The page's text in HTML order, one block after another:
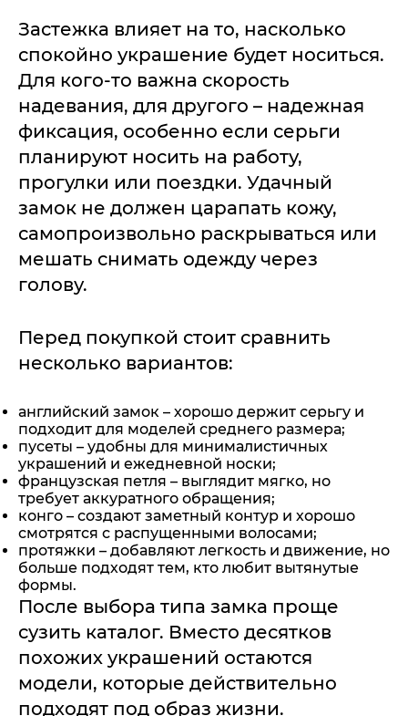
Застежка влияет на то, насколько
спокойно украшение будет носиться.
Для кого-то важна скорость
надевания, для другого – надежная
фиксация, особенно если серьги
планируют носить на работу,
прогулки или поездки. Удачный
замок не должен царапать кожу,
самопроизвольно раскрываться или
мешать снимать одежду через
голову.
Перед покупкой стоит сравнить
несколько вариантов:
английский замок – хорошо держит серьгу и
подходит для моделей среднего размера;
пусеты – удобны для минималистичных
украшений и ежедневной носки;
французская петля – выглядит мягко, но
требует аккуратного обращения;
конго – создают заметный контур и хорошо
смотрятся с распущенными волосами;
протяжки – добавляют легкость и движение, но
больше подходят тем, кто любит вытянутые
формы.
После выбора типа замка проще
сузить каталог. Вместо десятков
похожих украшений остаются
модели, которые действительно
подходят под образ жизни.